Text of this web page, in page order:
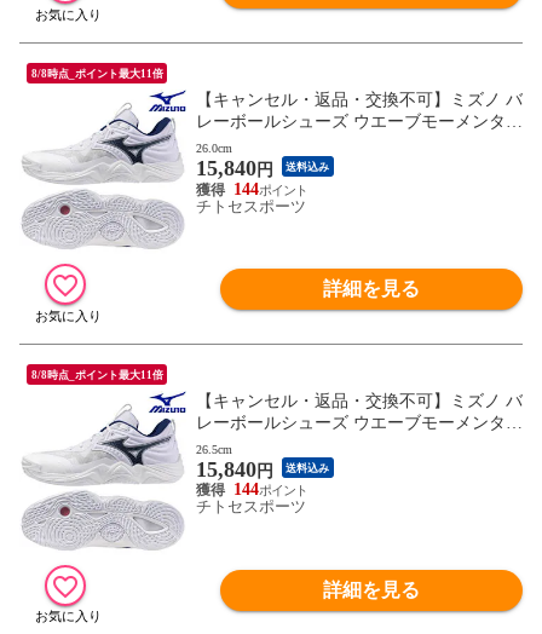
8/8時点_ポイント最大11倍
【キャンセル・返品・交換不可】ミズノ バ
レーボールシューズ ウエーブモーメンタム
ELITE V1GA251255 ユニセックス 2025AW
RFCL
26.0cm
15,840円 送料込み
144
チトセスポーツ
詳細を見る
8/8時点_ポイント最大11倍
【キャンセル・返品・交換不可】ミズノ バ
レーボールシューズ ウエーブモーメンタム
ELITE V1GA251255 ユニセックス 2025AW
RFCL
26.5cm
15,840円 送料込み
144
チトセスポーツ
詳細を見る